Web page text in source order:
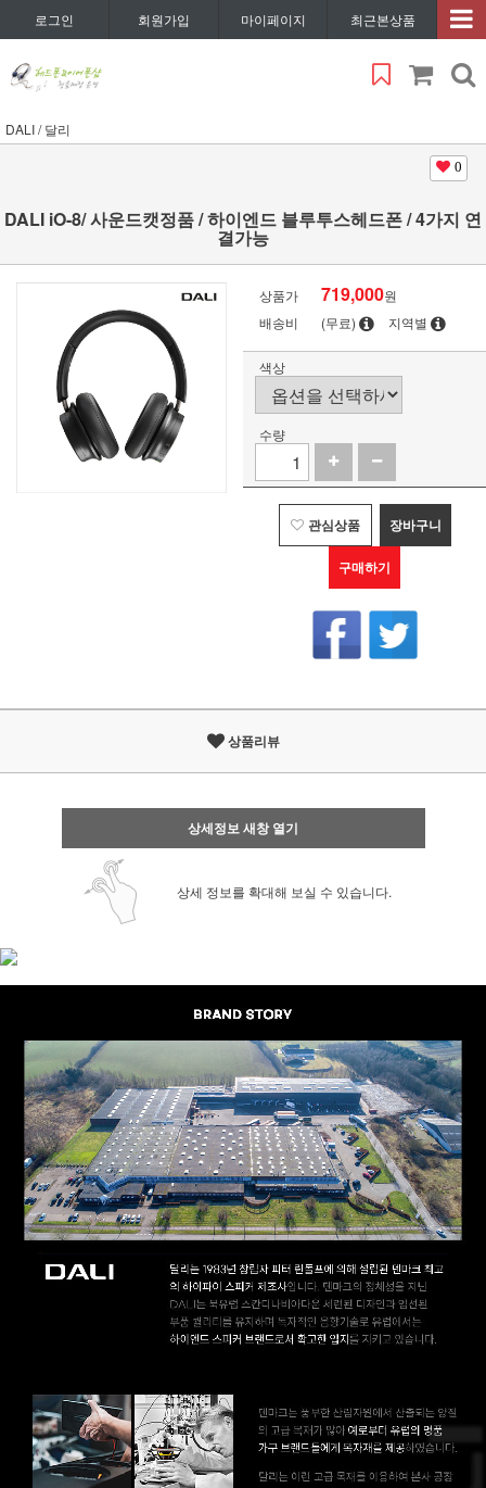
로그인 회원가입 마이페이지 최근본상품
DALI / 달리
0
DALI iO-8/ 사운드캣정품 / 하이엔드 블루투스헤드폰 / 4가지 연
결가능
상품가 719,000원
배송비
(무료) 지역별
색상
수량
관심상품 장바구니
구매하기
상품리뷰
상세정보 새창 열기
상세 정보를 확대해 보실 수 있습니다.